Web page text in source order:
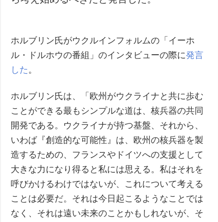
ホルブリン氏がウクルインフォルムの「イーホ
ル・ドルホウの番組」のインタビューの際に発言
した 。
ホルブリン氏は、「欧州がウクライナと共に歩む
ことができる最もシンプルな道は、核兵器の共同
開発である。ウクライナが持つ基盤、それから、
いわば『創造的な可能性』は、欧州の核兵器を製
造するための、フランスやドイツへの支援として
大きな力になり得ると私には思える。私はそれを
呼びかけるわけではないが、これについて考える
ことは必要だ。それは今日起こるようなことでは
なく、それは遠い未来のことかもしれないが、そ